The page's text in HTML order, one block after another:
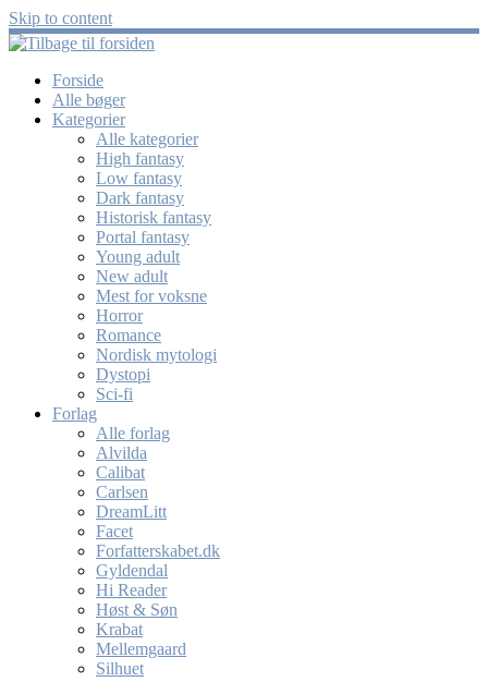
Skip to content
Forside
Alle bøger
Kategorier
Alle kategorier
High fantasy
Low fantasy
Dark fantasy
Historisk fantasy
Portal fantasy
Young adult
New adult
Mest for voksne
Horror
Romance
Nordisk mytologi
Dystopi
Sci-fi
Forlag
Alle forlag
Alvilda
Calibat
Carlsen
DreamLitt
Facet
Forfatterskabet.dk
Gyldendal
Hi Reader
Høst & Søn
Krabat
Mellemgaard
Silhuet